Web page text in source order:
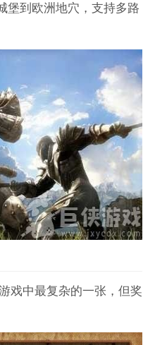
堡到欧洲地穴，支持多路
戏中最复杂的一张，但奖